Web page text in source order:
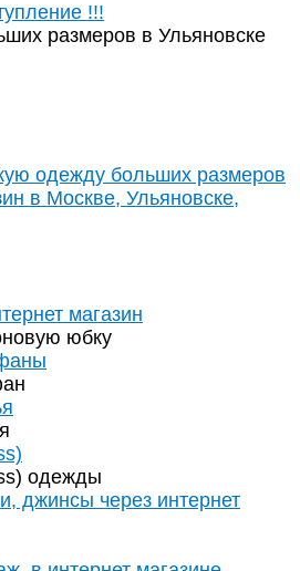
!!!
размеров в Ульяновске
одежду больших размеров
в Москве, Ульяновске,
магазин
юбку
одежды
джинсы через интернет